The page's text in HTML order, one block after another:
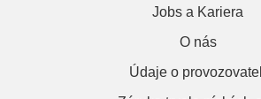
Jobs a Kariera
O nás
Údaje o